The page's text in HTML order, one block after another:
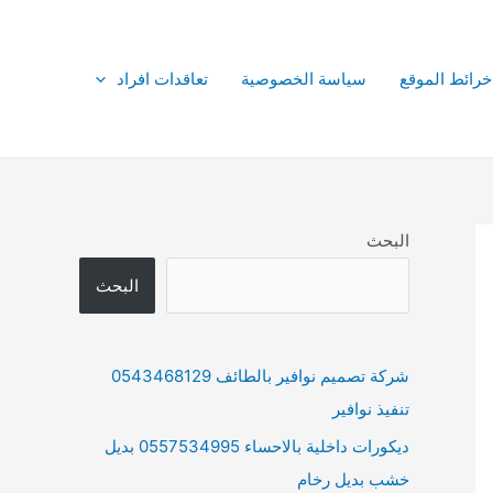
خرائط الموقع سياسة الخصوصية تعاقدات افراد
البحث
البحث
شركة تصميم نوافير بالطائف 0543468129
تنفيذ نوافير
ديكورات داخلية بالاحساء 0557534995 بديل
خشب بديل رخام